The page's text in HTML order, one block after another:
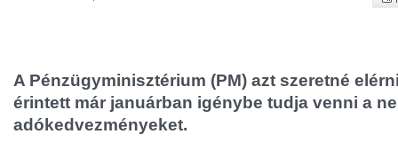
A Pénzügyminisztérium (PM) azt szeretné
érintett már januárban igénybe tudja venni a
adókedvezményeket.